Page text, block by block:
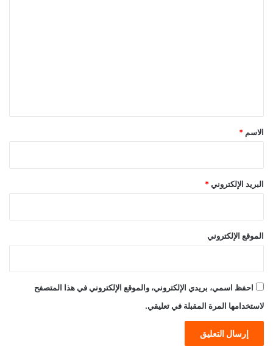
*
الاسم *
البريد الإلكتروني *
الموقع الإلكتروني
احفظ اسمي، بريدي الإلكتروني، والموقع الإلكتروني في هذا المتصفح
لاستخدامها المرة المقبلة في تعليقي.